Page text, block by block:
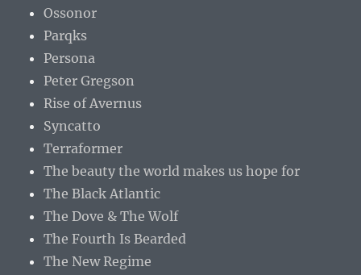
Ossonor
Parqks
Persona
Peter Gregson
Rise of Avernus
Syncatto
Terraformer
The beauty the world makes us hope for
The Black Atlantic
The Dove & The Wolf
The Fourth Is Bearded
The New Regime